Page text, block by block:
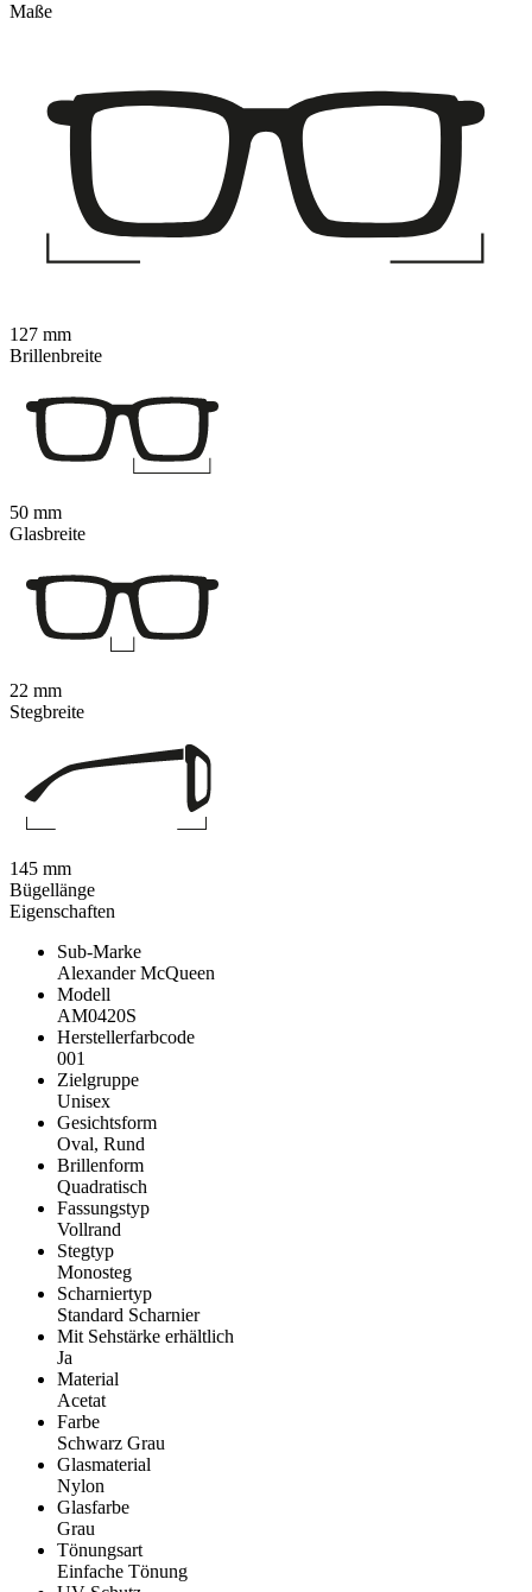
Eigenschaften
Sub-Marke
Alexander McQueen
Modell
AM0420S
Herstellerfarbcode
001
Zielgruppe
Unisex
Gesichtsform
Oval, Rund
Brillenform
Quadratisch
Fassungstyp
Vollrand
Stegtyp
Monosteg
Scharniertyp
Standard Scharnier
Mit Sehstärke erhältlich
Ja
Material
Acetat
Farbe
Schwarz Grau
Glasmaterial
Nylon
Glasfarbe
Grau
Tönungsart
Einfache Tönung
Maße
127 mm
Brillenbreite
50 mm
Glasbreite
22 mm
Stegbreite
145 mm
Bügellänge